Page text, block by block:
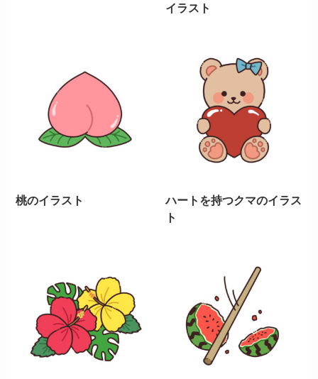
イラスト
桃のイラスト
ハートを持つクマのイラス
ト